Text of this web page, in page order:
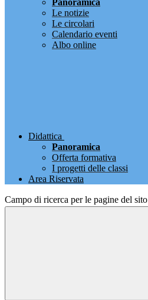
Panoramica
Le notizie
Le circolari
Calendario eventi
Albo online
Didattica
Panoramica
Offerta formativa
I progetti delle classi
Area Riservata
Campo di ricerca per le pagine del sito